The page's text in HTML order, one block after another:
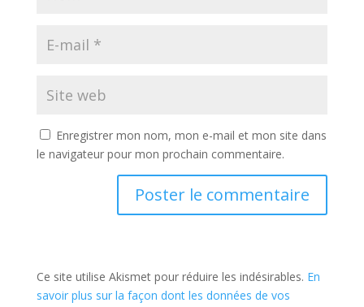
Enregistrer mon nom, mon e-mail et mon site dans
le navigateur pour mon prochain commentaire.
Ce site utilise Akismet pour réduire les indésirables. En
savoir plus sur la façon dont les données de vos